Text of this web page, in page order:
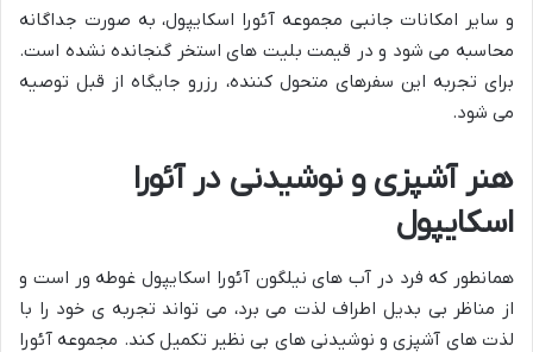
و سایر امکانات جانبی مجموعه آئورا اسکایپول، به صورت جداگانه
محاسبه می شود و در قیمت بلیت های استخر گنجانده نشده است.
برای تجربه این سفرهای متحول کننده، رزرو جایگاه از قبل توصیه
می شود.
هنر آشپزی و نوشیدنی در آئورا
اسکایپول
همانطور که فرد در آب های نیلگون آئورا اسکایپول غوطه ور است و
از مناظر بی بدیل اطراف لذت می برد، می تواند تجربه ی خود را با
لذت های آشپزی و نوشیدنی های بی نظیر تکمیل کند. مجموعه آئورا